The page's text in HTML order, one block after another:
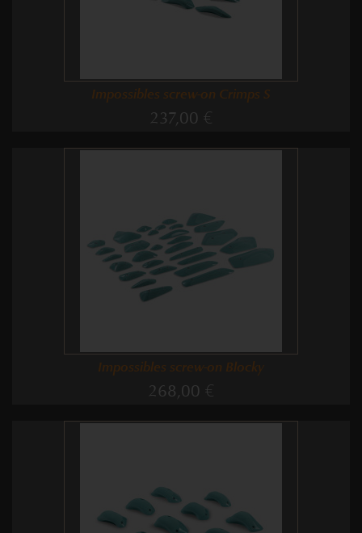
Impossibles screw-on Crimps S
237,00 €
Impossibles screw-on Blocky
268,00 €